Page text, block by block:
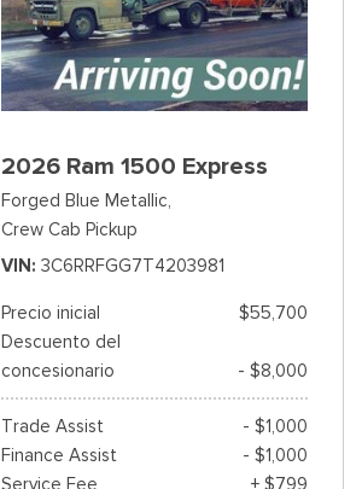
2026 Ram 1500 Express
Forged Blue Metallic,
Crew Cab Pickup
VIN
3C6RRFGG7T4203981
Precio inicial
$55,700
Descuento del
concesionario
- $8,000
Trade Assist
- $1,000
Finance Assist
- $1,000